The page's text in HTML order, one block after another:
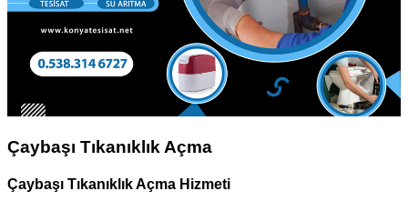
Çaybaşı Tıkanıklık Açma
Çaybaşı Tıkanıklık Açma Hizmeti